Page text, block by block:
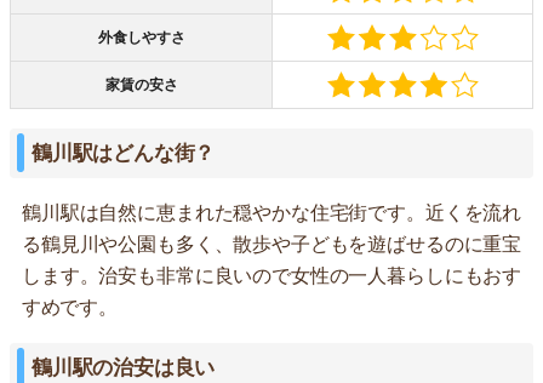
外食しやすさ
家賃の安さ
鶴川駅はどんな街？
鶴川駅は自然に恵まれた穏やかな住宅街です。近くを流れ
る鶴見川や公園も多く、散歩や子どもを遊ばせるのに重宝
します。治安も非常に良いので女性の一人暮らしにもおす
すめです。
鶴川駅の治安は良い